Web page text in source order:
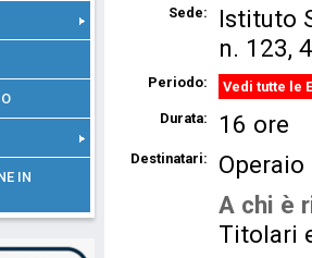
IN
Sede:
Istituto
n. 123,
Periodo:
Vedi tutte le
Durata:
16 ore
Destinatari:
Operaio
A chi è
Titolari